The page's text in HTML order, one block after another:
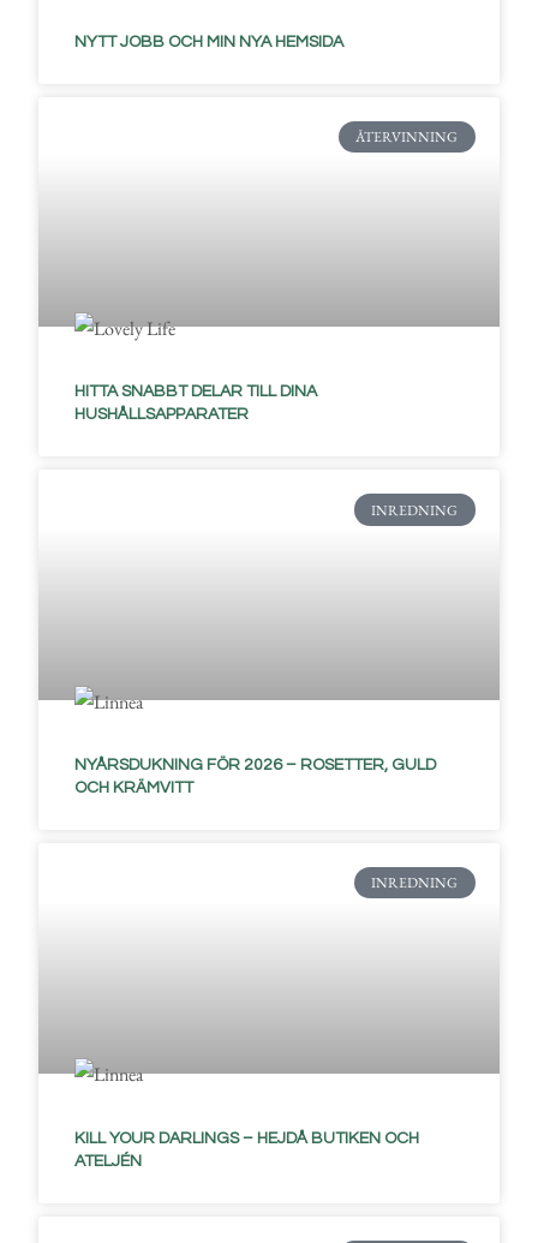
NYTT JOBB OCH MIN NYA HEMSIDA
ÅTERVINNING
HITTA SNABBT DELAR TILL DINA
HUSHÅLLSAPPARATER
INREDNING
NYÅRSDUKNING FÖR 2026 – ROSETTER, GULD
OCH KRÄMVITT
INREDNING
KILL YOUR DARLINGS – HEJDÅ BUTIKEN OCH
ATELJÉN